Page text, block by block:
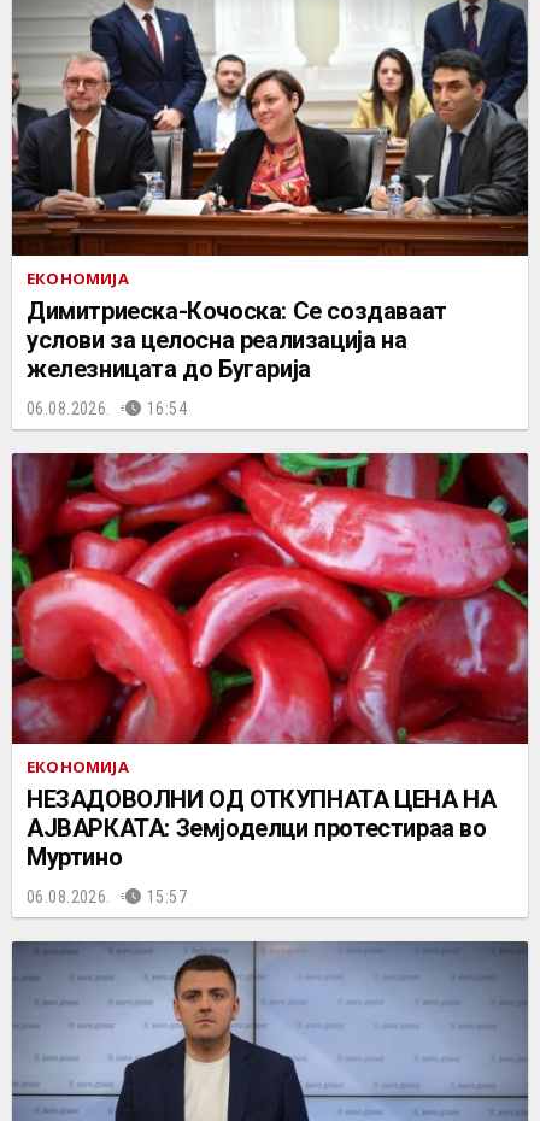
ЕКОНОМИЈА
Димитриеска-Кочоска: Се создаваат
услови за целосна реализација на
железницата до Бугарија
06.08.2026. 16:54
ЕКОНОМИЈА
НЕЗАДОВОЛНИ ОД ОТКУПНАТА ЦЕНА НА
АЈВАРКАТА: Земјоделци протестираа во
Муртино
06.08.2026. 15:57